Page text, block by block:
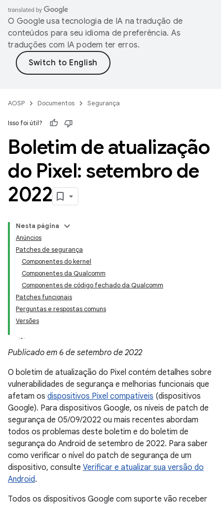
O Google usa tecnologia de IA na tradução de
conteúdos para seu idioma de preferência. As
traduções com IA podem ter erros.
AOSP Documentos Segurança
Isso foi útil?
Boletim de atualização
do Pixel: setembro de
2022
Nesta página
Anúncios
Patches de segurança
Componentes do kernel
Componentes da Qualcomm
Componentes de código fechado da Qualcomm
Patches funcionais
Perguntas e respostas comuns
Versões
Publicado em 6 de setembro de 2022
O boletim de atualização do Pixel contém detalhes sobre
vulnerabilidades de segurança e melhorias funcionais que
afetam os dispositivos Pixel compatíveis (dispositivos
Google). Para dispositivos Google, os níveis de patch de
segurança de 05/09/2022 ou mais recentes abordam
todos os problemas deste boletim e do boletim de
segurança do Android de setembro de 2022. Para saber
como verificar o nível do patch de segurança de um
dispositivo, consulte Verificar e atualizar sua versão do
Android.
Todos os dispositivos Google com suporte vão receber